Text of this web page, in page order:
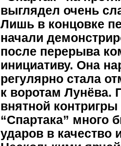
выглядел очень
Лишь в концовке
начали
после перерыва
инициативу. Она
регулярно стала
к воротам Лунёва.
внятной
“Спартака” много
ударов в качество